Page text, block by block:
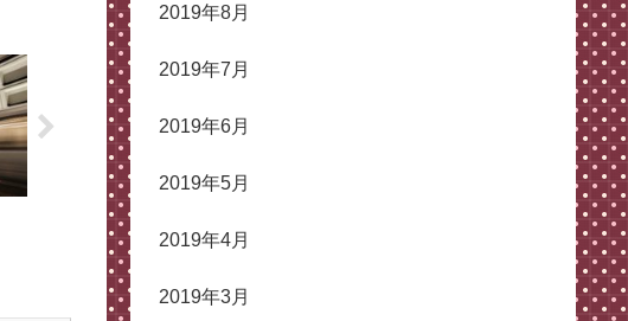
2019年8月
2019年7月
2019年6月
2019年5月
2019年4月
2019年3月